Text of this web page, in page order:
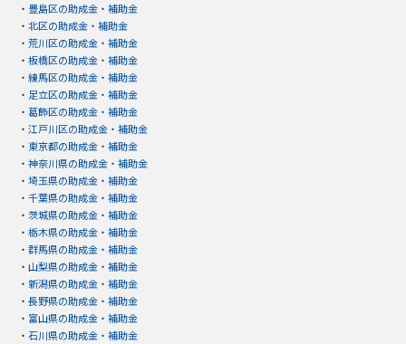
・ 豊島区の助成金・補助金
・ 北区の助成金・補助金
・ 荒川区の助成金・補助金
・ 板橋区の助成金・補助金
・ 練馬区の助成金・補助金
・ 足立区の助成金・補助金
・ 葛飾区の助成金・補助金
・ 江戸川区の助成金・補助金
・ 東京都の助成金・補助金
・ 神奈川県の助成金・補助金
・ 埼玉県の助成金・補助金
・ 千葉県の助成金・補助金
・ 茨城県の助成金・補助金
・ 栃木県の助成金・補助金
・ 群馬県の助成金・補助金
・ 山梨県の助成金・補助金
・ 新潟県の助成金・補助金
・ 長野県の助成金・補助金
・ 富山県の助成金・補助金
・ 石川県の助成金・補助金